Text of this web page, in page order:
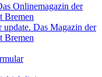
Onlinemagazin der
Bremen
update. Das Magazin der
Bremen